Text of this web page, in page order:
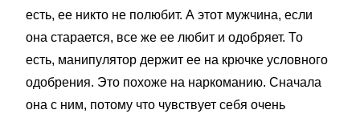
есть, ее никто не полюбит. А этот мужчина, если
она старается, все же ее любит и одобряет. То
есть, манипулятор держит ее на крючке условного
одобрения. Это похоже на наркоманию. Сначала
она с ним, потому что чувствует себя очень